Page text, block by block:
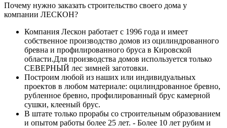
Почему нужно заказать строительство своего дома у
компании ЛЕСКОН?
Компания Лескон работает с 1996 года и имеет
собственное производство домов из оцилиндрованного
бревна и профилированного бруса в Кировской
области.Для производства домов используется только
СЕВЕРНЫЙ лес зимней заготовки.
Построим любой из наших или индивидуальных
проектов в любом материале: оцилиндрованное бревно,
рубленное бревно, профилированный брус камерной
сушки, клееный брус.
В штате только прорабы со строительным образованием
и опытом работы более 25 лет. - Более 10 лет рубим и